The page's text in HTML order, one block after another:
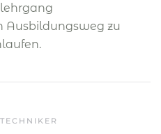
Ausbildungsweg zu